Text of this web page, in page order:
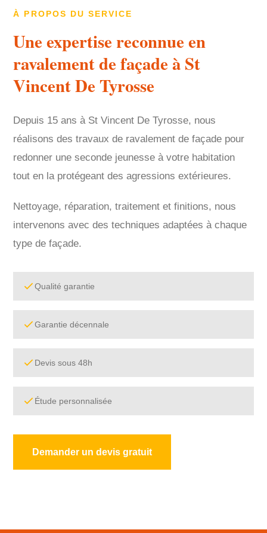
À PROPOS DU SERVICE
Une expertise reconnue en
ravalement de façade à St
Vincent De Tyrosse
Depuis 15 ans à St Vincent De Tyrosse, nous
réalisons des travaux de ravalement de façade pour
redonner une seconde jeunesse à votre habitation
tout en la protégeant des agressions extérieures.
Nettoyage, réparation, traitement et finitions, nous
intervenons avec des techniques adaptées à chaque
type de façade.
Qualité garantie
Garantie décennale
Devis sous 48h
Étude personnalisée
Demander un devis gratuit